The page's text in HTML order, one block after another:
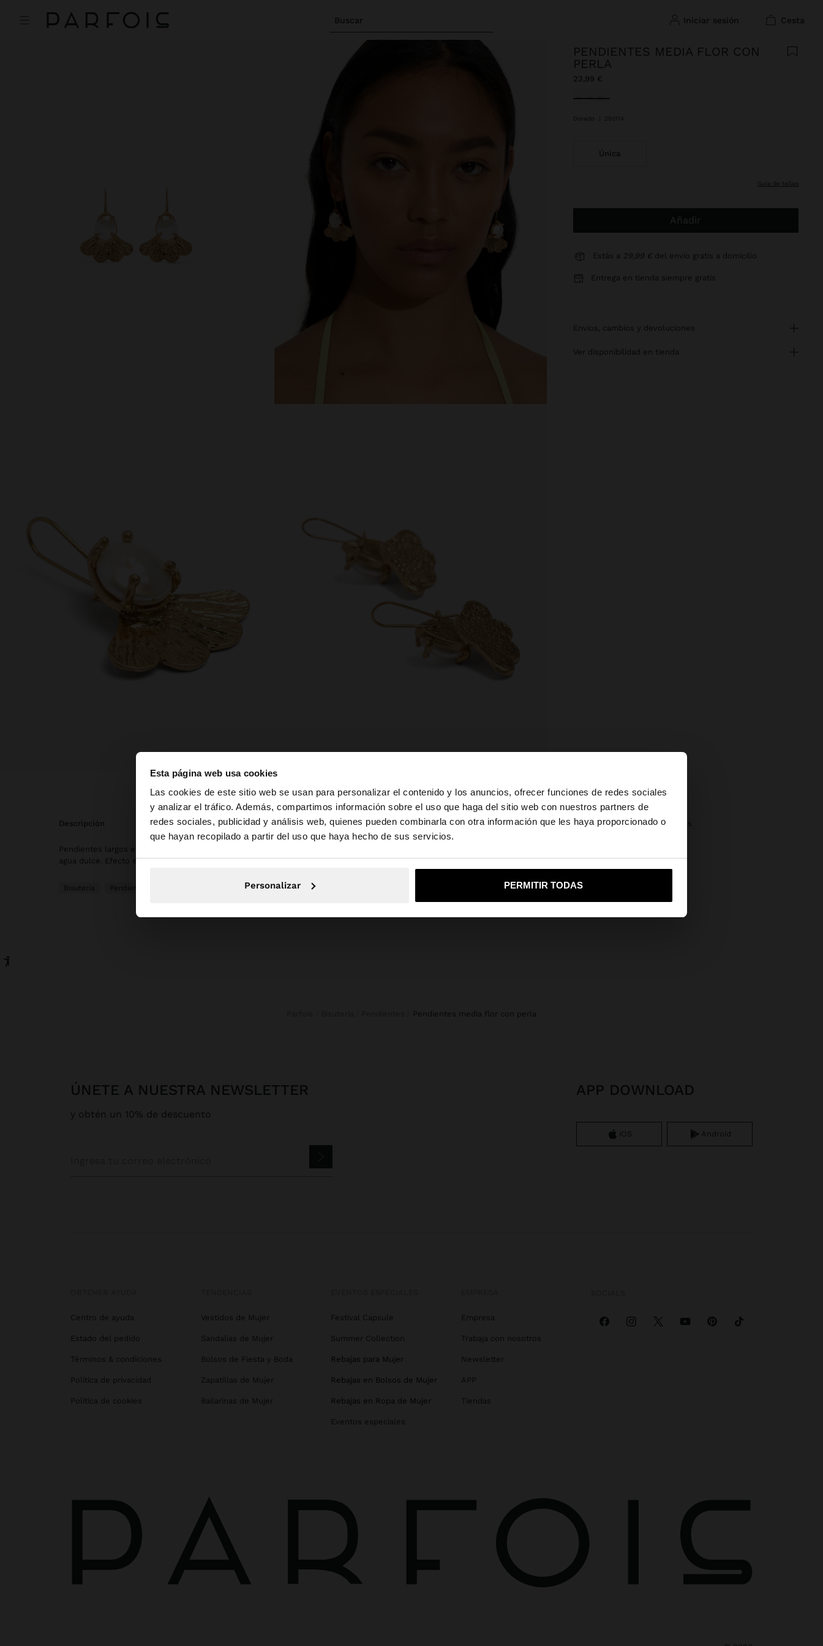
Esta página web usa cookies
Las cookies de este sitio web se usan para personalizar el contenido y los anuncios, ofrecer funciones de redes sociales
y analizar el tráfico. Además, compartimos información sobre el uso que haga del sitio web con nuestros partners de
redes sociales, publicidad y análisis web, quienes pueden combinarla con otra información que les haya proporcionado o
que hayan recopilado a partir del uso que haya hecho de sus servicios.
Personalizar PERMITIR TODAS
Buscar iniciar sesión cesta
hola ×
Estás accediendo a la web de España. ¿Quieres ir a la web de United States?
No, continuar en la web de España Sí, llévame a United States
PENDIENTES MEDIA FLOR CON
PERLA
23,99 €
Seleccionado
Dorado 250114
Única
guía de tallas
Añadir
Estás a 29,99 € del envío gratis a domicilio
Entrega en tienda siempre gratis
envíos, cambios y devoluciones
ver disponibilidad en tienda
descripción
Pendientes largos en forma de media flor rayada con detalle de perla de
agua dulce. Efecto envejecido. Acabado dorado.
Bisutería Pendientes
composición, cuidado y origen
10% Latón
Dimensiones cm: 4.4x3.2 (LxA)
Devoluciones gratuitas
pendientes media flor con perla
ÚNETE A NUESTRA NEWSLETTER
y obtén un 10% de descuento
APP DOWNLOAD
iOS Android
Centro de ayuda
Estado del pedido
Términos & condiciones
Política de privacidad
Política de cookies
Vestidos de Mujer
Sandalias de Mujer
Bolsos de Fiesta y Boda
Zapatillas de Mujer
Bailarinas de Mujer
Festival Capsule
Summer Collection
Rebajas para Mujer
Rebajas en Bolsos de Mujer
Rebajas en Ropa de Mujer
Eventos especiales
Empresa
Trabaja con nosotros
Newsletter
APP
Tiendas